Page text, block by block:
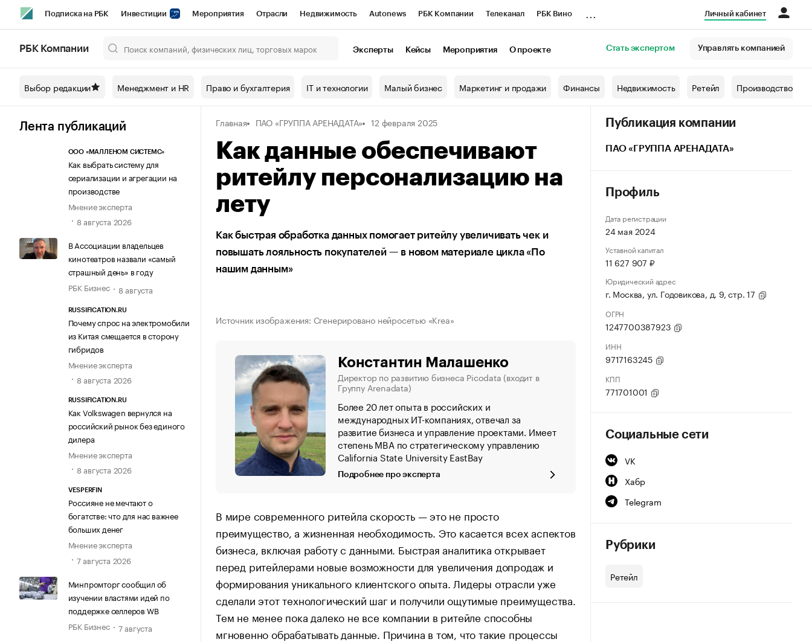
Подписка на РБК Инвестиции Мероприятия Отрасли Недвижимость Autonews РБК Компании Телеканал РБК Вино
Спецпроекты СПб Конференции СПб Спецпроекты Проверка контрагентов
Технологии и медиа Рынок наличной валюты
Личный кабинет
РБК Компании Эксперты Кейсы Мероприятия О проекте Стать экспертом Управлять компанией
Выбор редакции Менеджмент и HR Право и бухгалтерия IT и технологии Малый бизнес Маркетинг и продажи Финансы Недвижимость Ретейл Производство
Лента публикаций
ООО «МАЛЛЕНОМ СИСТЕМС»
Как выбрать систему для
сериализации и агрегации на
производстве
Мнение эксперта
8 августа 2026
В Ассоциации владельцев
кинотеатров назвали «самый
страшный день» в году
РБК Бизнес
8 августа
RUSSIFICATION.RU
Почему спрос на электромобили
из Китая смещается в сторону
гибридов
Мнение эксперта
8 августа 2026
RUSSIFICATION.RU
Как Volkswagen вернулся на
российский рынок без единого
дилера
Мнение эксперта
8 августа 2026
VESPERFIN
Россияне не мечтают о
богатстве: что для нас важнее
больших денег
Мнение эксперта
7 августа 2026
Минпромторг сообщил об
изучении властями идей по
поддержке селлеров WB
РБК Бизнес
7 августа
Главная ПАО «ГРУППА АРЕНАДАТА» 12 февраля 2025
Как данные обеспечивают
ритейлу персонализацию на
лету
Как быстрая обработка данных помогает ритейлу увеличивать чек и
повышать лояльность покупателей — в новом материале цикла «По
нашим данным»
Источник изображения: Сгенерировано нейросетью «Krea»
Константин Малашенко
Директор по развитию бизнеса Picodata (входит в
Группу Arenadata)
Более 20 лет опыта в российских и
международных ИТ-компаниях, отвечал за
развитие бизнеса и управление проектами. Имеет
степень MBA по стратегическому управлению
California State University EastBay
Подробнее про эксперта
В мире современного ритейла скорость — это не просто
преимущество, а жизненная необходимость. Это касается всех аспектов
бизнеса, включая работу с данными. Быстрая аналитика открывает
перед ритейлерами новые возможности для увеличения допродаж и
формирования уникального клиентского опыта. Лидеры отрасли уже
сделали этот технологический шаг и получили ощутимые преимущества.
Тем не менее пока далеко не все компании в ритейле способны
мгновенно обрабатывать данные. Причина в том, что такие процессы
Публикация компании
ПАО «ГРУППА АРЕНАДАТА»
Профиль
Дата регистрации
24 мая 2024
Уставной капитал
11 627 907 ₽
Юридический адрес
г. Москва, ул. Годовикова, д. 9, стр. 17
ОГРН
1247700387923
ИНН
9717163245
КПП
771701001
Социальные сети
VK
Хабр
Telegram
Рубрики
Ретейл